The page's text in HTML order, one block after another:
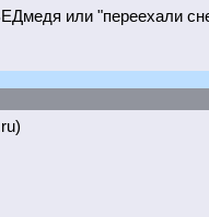
или "переехали